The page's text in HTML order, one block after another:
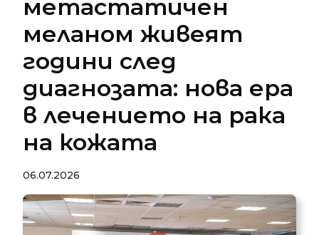
метастатичен
меланом живеят
години след
диагнозата: нова ера
в лечението на рака
на кожата
06.07.2026